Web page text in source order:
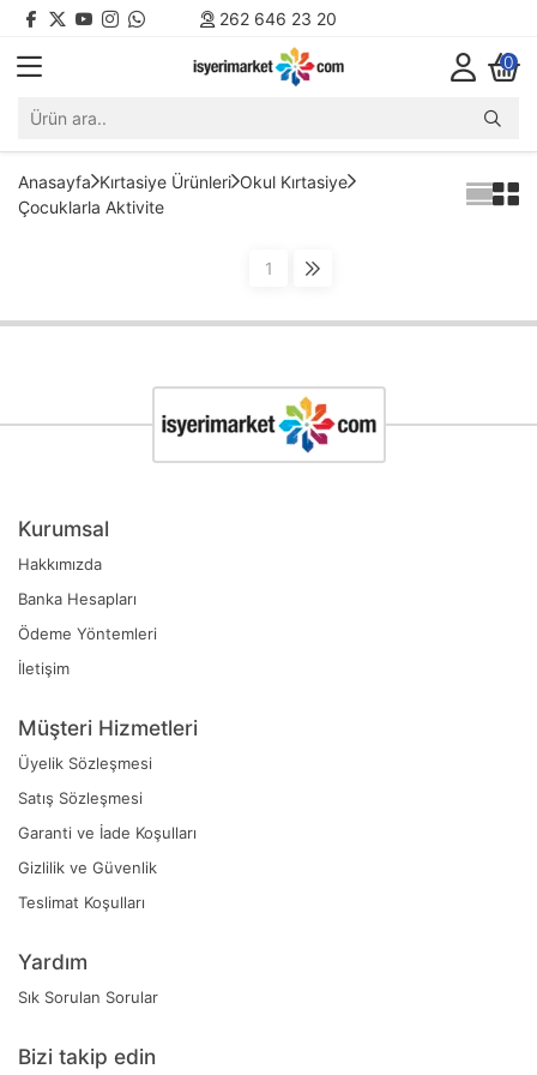
262 646 23 20
0
Anasayfa Kırtasiye Ürünleri Okul Kırtasiye
Çocuklarla Aktivite
1
Kurumsal
Hakkımızda
Banka Hesapları
Ödeme Yöntemleri
İletişim
Müşteri Hizmetleri
Üyelik Sözleşmesi
Satış Sözleşmesi
Garanti ve İade Koşulları
Gizlilik ve Güvenlik
Teslimat Koşulları
Yardım
Sık Sorulan Sorular
Bizi takip edin